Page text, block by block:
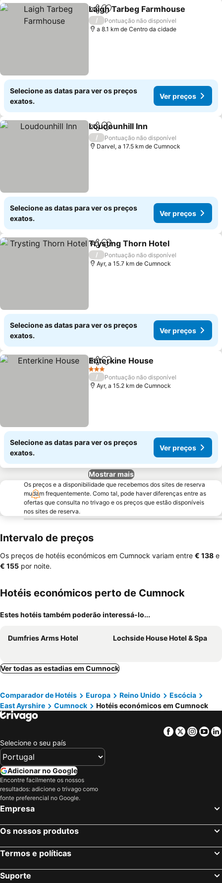
PartilharAdicionar aos favoritos
Laigh Tarbeg Farmhouse
/
Pontuação não disponível
a 8.1 km de Centro da cidade
Selecione as datas para ver os preços
exatos.
Ver preços
PartilharAdicionar aos favoritos
Loudounhill Inn
/
Pontuação não disponível
Darvel, a 17.5 km de Cumnock
Selecione as datas para ver os preços
exatos.
Ver preços
PartilharAdicionar aos favoritos
Trysting Thorn Hotel
/
Pontuação não disponível
Ayr, a 15.7 km de Cumnock
Selecione as datas para ver os preços
exatos.
Ver preços
PartilharAdicionar aos favoritos
Enterkine House
3 Estrelas
/
Pontuação não disponível
Ayr, a 15.2 km de Cumnock
Selecione as datas para ver os preços
exatos.
Ver preços
Mostrar mais
Os preços e a disponibilidade que recebemos dos sites de reserva
mudam frequentemente. Como tal, pode haver diferenças entre as
ofertas que consulta no trivago e os preços que estão disponíveis
nos sites de reserva.
Intervalo de preços
Os preços de hotéis económicos em Cumnock variam entre ‎€ 138 e
‎€ 155 por noite.
Hotéis económicos perto de Cumnock
Estes hotéis também poderão interessá-lo...
Dumfries Arms Hotel Lochside House Hotel & Spa
Ver todas as estadias em Cumnock
Comparador de Hotéis Europa Reino Unido
Escócia
East Ayrshire
Cumnock Hotéis económicos em Cumnock
Facebook
Twitter
Selecione o seu país
Adicionar no Google
Encontre facilmente os nossos
resultados: adicione o trivago como
fonte preferencial no Google.
Empresa
Os nossos produtos
Termos e políticas
Suporte